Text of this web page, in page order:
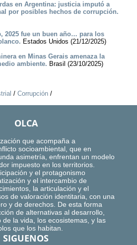
en Argentina: justicia imputó a
por posibles hechos de corrupción.
2025 fue un buen año… para los
Estados Unidos (21/12/2025)
en Minas Gerais amenaza la
ambiente. Brasil (23/10/2025)
/ Corrupción /
OLCA
que acompaña a
socioambiental, que en
asimetría, enfrentan un modelo
impuesto en los territorios.
y el protagonismo
y el intercambio de
la articulación y el
de valoración identitaria, con una
y de derechos. De esta forma
de alternativas al desarrollo,
de la vida, los ecosistemas, y las
que los habitan.
SIGUENOS